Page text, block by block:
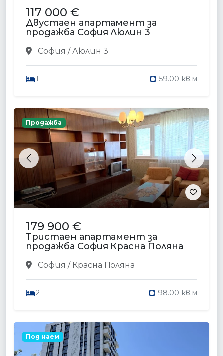
117 000 €
Двустаен апартамент за
продажба София Люлин 3
София / Люлин 3
1 59.00 кв.м
Previous Next
Продажба
179 900 €
Тристаен апартамент за
продажба София Красна Поляна
София / Красна Поляна
2 98.00 кв.м
Под наем